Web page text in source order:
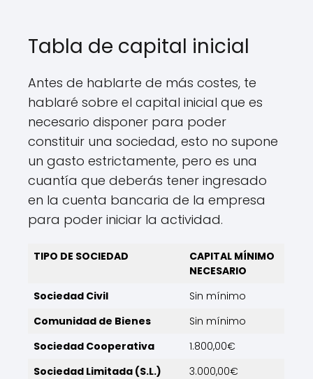
Tabla de capital inicial
Antes de hablarte de más costes, te
hablaré sobre el capital inicial que es
necesario disponer para poder
constituir una sociedad, esto no supone
un gasto estrictamente, pero es una
cuantía que deberás tener ingresado
en la cuenta bancaria de la empresa
para poder iniciar la actividad.
TIPO DE SOCIEDAD
CAPITAL MÍNIMO
NECESARIO
Sociedad Civil
Sin mínimo
Comunidad de Bienes
Sin mínimo
Sociedad Cooperativa
1.800,00€
Sociedad Limitada (S.L.)
3.000,00€